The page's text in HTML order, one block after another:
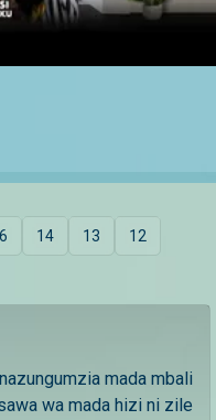
14 13 12
mada mbali
wa mada hizi ni zile